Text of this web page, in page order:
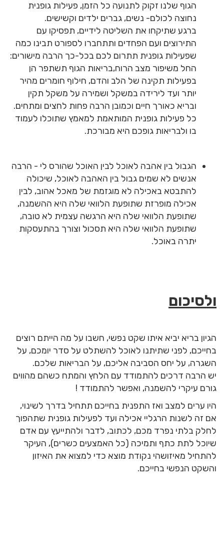
הגוף שלנו זקוק לתנועה כל הזמן, פעילות גופנית
נחוצה לכולם- נשים, גברים ילדים וקשישים.
ברגע שתיקחו את השליטה לידיים, תפסיקו עם
התירוצים ועם הפחדים ותתחברו לספורט תבינו כמה
שפעילות גופנית תתרום לכם בכל-כך הרבה מישורים:
החל משיפור מצב הרוח,בריאות הגוף תשתפר הן
בפעילות תקינה של הלב והדם, חילוף חומרים מהיר
יותר ועד לירידה במשקל ושמירה על משקל תקין
ובריא כאורך חיים וכמובן הרבה פחות לחצים ומתחים.
כל פעילות גופנית המותאמת למאמץ שתוכלו לעמוד
בו ולבריאות גופכם היא מבורכת.
הגבול בין אהבה לאוכל לבין האוכל שהורס לי - הרבה
אנשים לא שמים גבול בין האהבה לאוכל, שיכולה
להתבטא באכילה לא מוגזמת של מאכל אהוב, לבין
אכילה מופרזת שתופעת הלוואי שלה היא ההשמנה,
שתופעת הלוואי שלה היא הרגשה עצמית לא טובה,
שתופעת הלוואי שלה היא תסכול וצורך בהתעסקות
יתרה באוכל.
ולסיכום
הגיון בריא יביא איתו שקט נפשי, חשבו על מה הייתם רוצים
בחייכם, לפני שתיתנו לאוכל להשתלט על סדר יומכם, על
השגרה, על יחס הסביבה אליכם, על הבריאות שלכם.
יש הרבה דרכים להתמודד עם הלחץ והמתח כשהם מהווים
גורם עיקרי להשמנה, ואפשר להתמודד !
היו ערים למצב ואז התפנית בחייכם תתחיל בדרך לשינוי,
אם זה לשנות הרגליי אכילה ועד לפעילות גופנית שתהפוך
לחלק בלתי נפרד מכם, לכתוב, לדבר ולהתייעץ עם אדם
שיוכל לתת כתף ותמיכה (כל האמצעים כשרים), העיקר
להתחיל מאיזושהי נקודת מוצא כדי למצוא את האיזון
והשקט הנפשי בחייכם.